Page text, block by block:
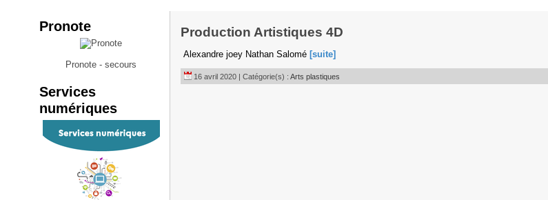
Pronote
Pronote - secours
Services
numériques
Production Artistiques 4D
Alexandre joey Nathan Salomé [suite]
16 avril 2020 | Catégorie(s) : Arts plastiques